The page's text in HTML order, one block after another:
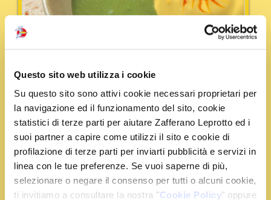
Questo sito web utilizza i cookie
Su questo sito sono attivi cookie necessari proprietari per
la navigazione ed il funzionamento del sito, cookie
statistici di terze parti per aiutare Zafferano Leprotto ed i
suoi partner a capire come utilizzi il sito e cookie di
profilazione di terze parti per inviarti pubblicità e servizi in
linea con le tue preferenze. Se vuoi saperne di più,
selezionare o negare il consenso per tutti o alcuni cookie,
ti invitiamo a consultare la nostra "Cookie Policy" oppure
Tempo:60 min. Portata:Primi
Vellutata di Erbe e Verdure allo Zafferano